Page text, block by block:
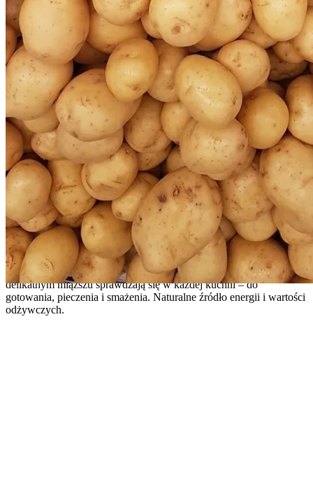
Ziemniaki
Ziemniaki
Tradycyjne, pełne smaku ziemniaki z polskich pól. Złociste bulwy o
delikatnym miąższu sprawdzają się w każdej kuchni – do
gotowania, pieczenia i smażenia. Naturalne źródło energii i wartości
odżywczych.